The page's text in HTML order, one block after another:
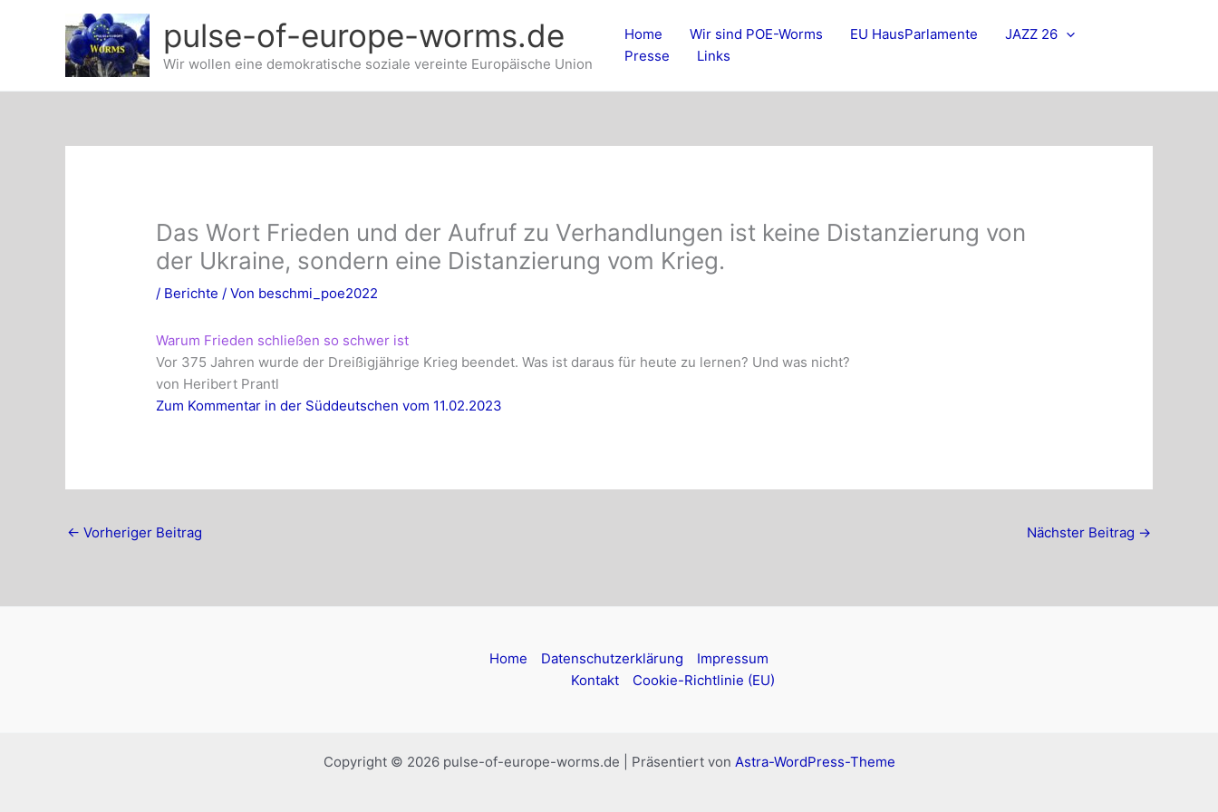
pulse-of-europe-worms.de
Wir wollen eine demokratische soziale vereinte Europäische Union
Home Wir sind POE-Worms EU HausParlamente
JAZZ 26
Presse
Links
Das Wort Frieden und der Aufruf zu Verhandlungen ist keine Distanzierung von
der Ukraine, sondern eine Distanzierung vom Krieg.
/ Berichte / Von beschmi_poe2022
Warum Frieden schließen so schwer ist
Vor 375 Jahren wurde der Dreißigjährige Krieg beendet. Was ist daraus für heute zu lernen? Und was nicht?
von Heribert Prantl
Zum Kommentar in der Süddeutschen vom 11.02.2023
← Vorheriger Beitrag Nächster Beitrag →
Home Datenschutzerklärung
Impressum
Kontakt
Cookie-Richtlinie (EU)
Copyright © 2026 pulse-of-europe-worms.de | Präsentiert von Astra-WordPress-Theme